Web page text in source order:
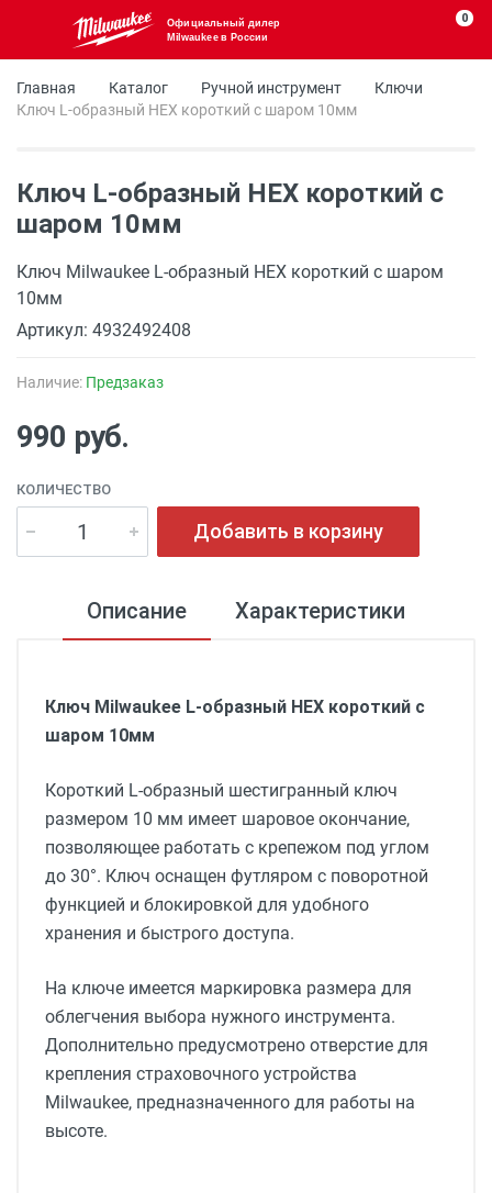
Официальный дилер
Milwaukee в России
0
Главная Каталог Ручной инструмент
Ключи
Ключ L-образный HEX короткий с шаром 10мм
Ключ L-образный HEX короткий с
шаром 10мм
Ключ Milwaukee L-образный HEX короткий с шаром
10мм
Артикул: 4932492408
Наличие: Предзаказ
990 руб.
КОЛИЧЕСТВО
Добавить в корзину
Описание Характеристики
Ключ Milwaukee L-образный HEX короткий с
шаром 10мм
Короткий L-образный шестигранный ключ
размером 10 мм имеет шаровое окончание,
позволяющее работать с крепежом под углом
до 30°. Ключ оснащен футляром с поворотной
функцией и блокировкой для удобного
хранения и быстрого доступа.
На ключе имеется маркировка размера для
облегчения выбора нужного инструмента.
Дополнительно предусмотрено отверстие для
крепления страховочного устройства
Milwaukee, предназначенного для работы на
высоте.